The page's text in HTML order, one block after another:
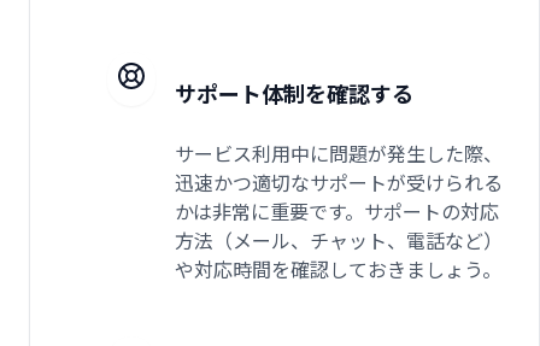
サポート体制を確認する
サービス利用中に問題が発生した際、
迅速かつ適切なサポートが受けられる
かは非常に重要です。サポートの対応
方法（メール、チャット、電話など）
や対応時間を確認しておきましょう。